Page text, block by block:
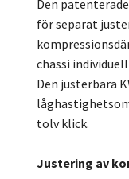
Den
för separat
chassi
Den justerbara
tolv klick.
Justering av